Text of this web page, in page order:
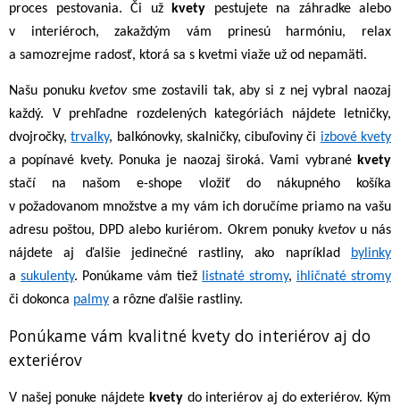
proces pestovania. Či už
kvety pestujete na záhradke alebo
v interiéroch, zakaždým vám prinesú harmóniu, relax
a samozrejme radosť, ktorá sa s kvetmi viaže už od nepamäti.
Našu ponukukvetovsme zostavili tak, aby si z nej vybral naozaj
každý. V prehľadne rozdelených kategóriách nájdete letničky,
dvojročky,trvalky, balkónovky, skalničky, cibuľoviny či izbové kvety
a popínavé kvety. Ponuka je naozaj široká. Vami vybrané kvety
stačí na našom e-shope vložiť do nákupného košíka
v požadovanom množstve a my vám ich doručíme priamo na vašu
adresu poštou, DPD alebo kuriérom. Okrem ponuky kvetovu nás
nájdete aj ďalšie jedinečné rastliny, ako napríklad
bylinky
a sukulenty. Ponúkame vám tiež listnaté stromy, ihličnaté stromy
či dokonca palmy a rôzne ďalšie rastliny.
Ponúkame vám kvalitné kvety do interiérov aj do
exteriérov
V našej ponuke nájdete kvety do interiérov aj do exteriérov. Kým